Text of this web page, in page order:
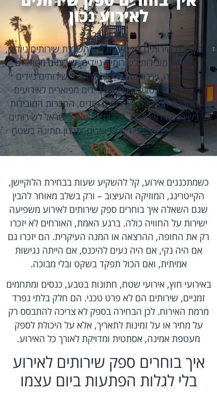
לאירוע נכון
מאי 2, 2026
השכרת שירותים לאירוע חברה,השכרת שירותים ניידים,
חברות מובילות לשירותים ניידים,שירותים מפוארים
לחתונה,שירותים ניידים לאירועים,שירותים ניידים
לאירועים בטבע,שירותים ניידים מפוארים לאירועים
החברה המובילה בשירותים ניידים,החברות המובילות
בשירותים לאירועים,חברות בולטות בישראל לשירותים
ניידים,שירותים ניידים מפוארים,תכנון חתונה בשטח
כשמתכננים אירוע, קל להשקיע שעות בבחירת הלוקיישן,
הקייטרינג, המוזיקה והעיצוב – ורק בשלב מאוחר להבין
שגם השאלה איך בוחרים ספק שירותים לאירוע משפיעה
ישירות על החוויה כולה. ברגע האמת, האורחים לא יזכרו
רק את החופה, ההרצאה או המנה העיקרית. הם יזכרו גם
אם היה נקי, אם היה נעים להיכנס, אם הייתה נגישות
אמיתית, ואם הכול תפקד בשקט ובלי מבוכה.
באירועי חוץ, אירועי שטח, חתונות בטבע, כנסים ומתחמים
זמניים, שירותים הם לא פרט טכני. הם חלק בלתי נפרד
מרמת האירוח. לכן הבחירה בספק לא צריכה להתבסס רק
על מחיר או על זמינות לתאריך, אלא על היכולת לספק
מעטפת אמינה, אסתטית ומדויקת לאורך כל האירוע.
איך בוחרים ספק שירותים לאירוע
בלי לגלות הפתעות ביום עצמו